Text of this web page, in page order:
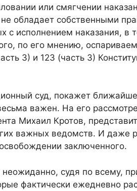
или смягчении
обладает собственными
с исполнением наказания, в
по его мнению,
3) и 123 (часть 3)
суд, покажет
важен. На его
Михаил Кротов,
важных ведомств. И даже
заключенного.
судя по всему,
фактически ежедневно